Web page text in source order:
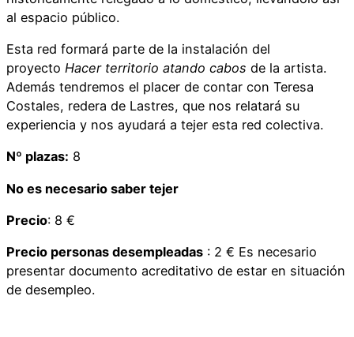
al espacio público.
Esta red formará parte de la instalación del
proyecto Hacer territorio atando cabos de la artista.
Además tendremos el placer de contar con Teresa
Costales, redera de Lastres, que nos relatará su
experiencia y nos ayudará a tejer esta red colectiva.
Nº plazas: 8
No es necesario saber tejer
Precio: 8 €
Precio personas desempleadas : 2 € Es necesario
presentar documento acreditativo de estar en situación
de desempleo.